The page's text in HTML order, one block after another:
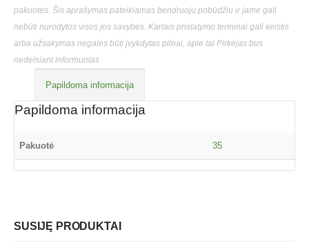
pakuotės. Šis aprašymas pateikiamas bendruoju pobūdžiu ir jame gali
nebūti nurodytos visos jos savybės. Kartais pristatymo terminai gali keistis
arba užsakymas negalės būti įvykdytas pilnai, apie tai Pirkėjas bus
nedelsiant informuotas
Papildoma informacija
Papildoma informacija
Pakuotė 35
SUSIJĘ PRODUKTAI